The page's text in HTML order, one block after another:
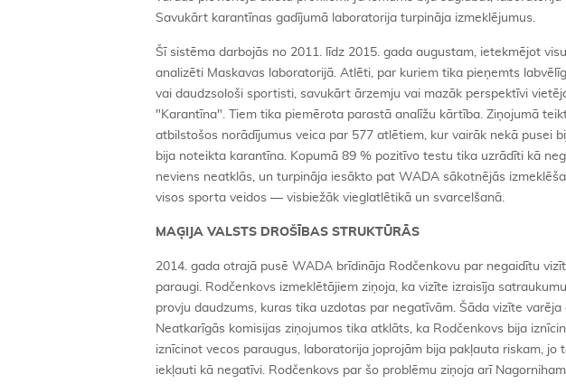
Savukārt karantīnas gadījumā laboratorija turpināja izmeklējumus.
Šī sistēma darbojās no 2011. līdz 2015. gada augustam, ietekmējot
analizēti Maskavas laboratorijā. Atlēti, par kuriem tika pieņemts
vai daudzsološi sportisti, savukārt ārzemju vai mazāk perspektīvi
"Karantīna". Tiem tika piemērota parastā analīžu kārtība. Ziņojumā
atbilstošos norādījumus veica par 577 atlētiem, kur vairāk nekā pusei
bija noteikta karantīna. Kopumā 89 % pozitīvo testu tika uzrādīti kā
neviens neatklās, un turpināja iesākto pat WADA sākotnējās
visos sporta veidos — visbiežāk vieglatlētikā un svarcelšanā.
MAĢIJA VALSTS DROŠĪBAS STRUKTŪRĀS
2014. gada otrajā pusē WADA brīdināja Rodčenkovu par negaidītu
paraugi. Rodčenkovs izmeklētājiem ziņoja, ka vizīte izraisīja
provju daudzums, kuras tika uzdotas par negatīvām. Šāda vizīte
Neatkarīgās komisijas ziņojumos tika atklāts, ka Rodčenkovs bija
iznīcinot vecos paraugus, laboratorija joprojām bija pakļauta riskam,
iekļauti kā negatīvi. Rodčenkovs par šo problēmu ziņoja arī